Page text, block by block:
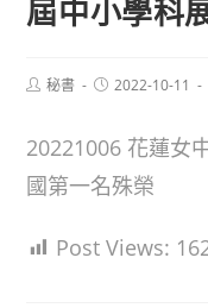
屆中小學科
Post秘書
Post2022-10-11
20221006 花蓮女
國第一名殊榮
Post Views: